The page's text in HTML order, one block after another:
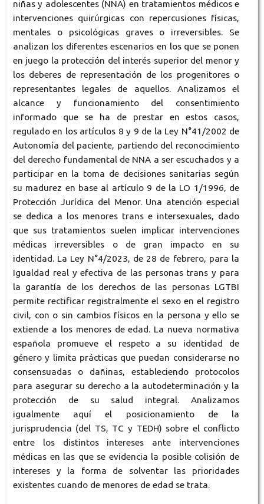
niñas y adolescentes (NNA) en tratamientos médicos e
intervenciones quirúrgicas con repercusiones físicas,
mentales o psicológicas graves o irreversibles. Se
analizan los diferentes escenarios en los que se ponen
en juego la protección del interés superior del menor y
los deberes de representación de los progenitores o
representantes legales de aquellos. Analizamos el
alcance y funcionamiento del consentimiento
informado que se ha de prestar en estos casos,
regulado en los artículos 8 y 9 de la Ley N°41/2002 de
Autonomía del paciente, partiendo del reconocimiento
del derecho fundamental de NNA a ser escuchados y a
participar en la toma de decisiones sanitarias según
su madurez en base al artículo 9 de la LO 1/1996, de
Protección Jurídica del Menor. Una atención especial
se dedica a los menores trans e intersexuales, dado
que sus tratamientos suelen implicar intervenciones
médicas irreversibles o de gran impacto en su
identidad. La Ley N°4/2023, de 28 de febrero, para la
Igualdad real y efectiva de las personas trans y para
la garantía de los derechos de las personas LGTBI
permite rectificar registralmente el sexo en el registro
civil, con o sin cambios físicos en la persona y ello se
extiende a los menores de edad. La nueva normativa
española promueve el respeto a su identidad de
género y limita prácticas que puedan considerarse no
consensuadas o dañinas, estableciendo protocolos
para asegurar su derecho a la autodeterminación y la
protección de su salud integral. Analizamos
igualmente aquí el posicionamiento de la
jurisprudencia (del TS, TC y TEDH) sobre el conflicto
entre los distintos intereses ante intervenciones
médicas en las que se evidencia la posible colisión de
intereses y la forma de solventar las prioridades
existentes cuando de menores de edad se trata.